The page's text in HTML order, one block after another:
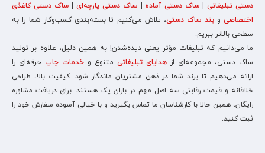
دستی تبلیغاتی |ساک دستی آماده | ساک دستی پارچه‌ای| ساک دستی کاغذی
اختصاصی وبند ساک دستی، تلاش می‌کنیم تا بسته‌بندی کسب‌وکار شما را به
سطحی بالاتر ببریم.
ما می‌دانیم که تبلیغات مؤثر یعنی دیده‌شدن! به همین دلیل، علاوه بر تولید
ساک دستی، مجموعه‌ای از هدایای تبلیغاتی متنوع و خدمات چاپ حرفه‌ای را
ارائه می‌دهیم تا برند شما در ذهن مشتریان ماندگار شود. کیفیت بالا، طراحی
خلاقانه و قیمت رقابتی سه اصل مهم در باران پک هستند. برای دریافت مشاوره
رایگان، همین حالا با کارشناسان ما تماس بگیرید و با خیالی آسوده سفارش خود را
ثبت کنید.